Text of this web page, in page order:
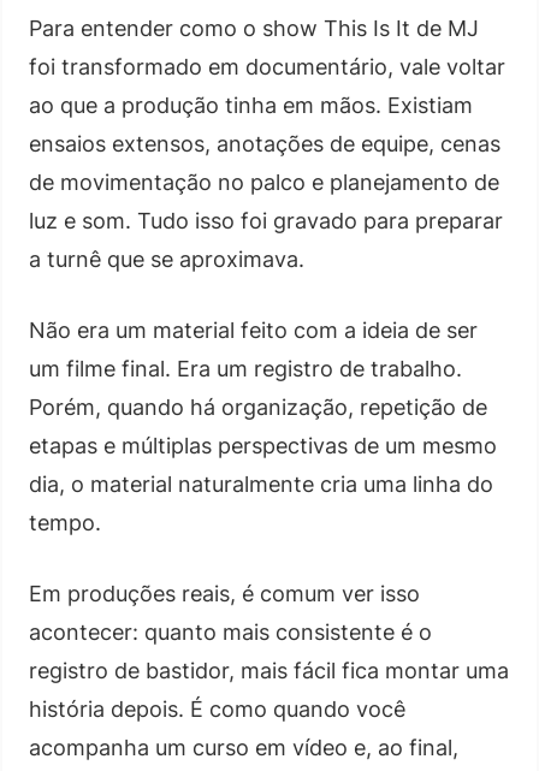
Para entender como o show This Is It de MJ
foi transformado em documentário, vale voltar
ao que a produção tinha em mãos. Existiam
ensaios extensos, anotações de equipe, cenas
de movimentação no palco e planejamento de
luz e som. Tudo isso foi gravado para preparar
a turnê que se aproximava.
Não era um material feito com a ideia de ser
um filme final. Era um registro de trabalho.
Porém, quando há organização, repetição de
etapas e múltiplas perspectivas de um mesmo
dia, o material naturalmente cria uma linha do
tempo.
Em produções reais, é comum ver isso
acontecer: quanto mais consistente é o
registro de bastidor, mais fácil fica montar uma
história depois. É como quando você
acompanha um curso em vídeo e, ao final,